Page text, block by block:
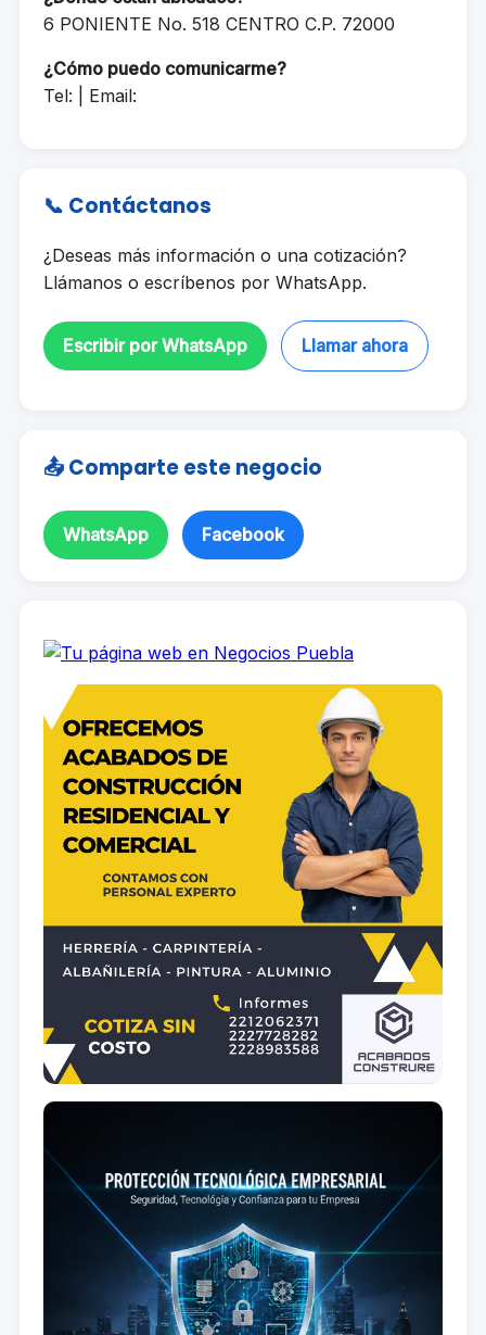
6 PONIENTE No. 518 CENTRO C.P. 72000
¿Cómo puedo comunicarme?
Tel: | Email:
📞 Contáctanos
¿Deseas más información o una cotización?
Llámanos o escríbenos por WhatsApp.
Escribir por WhatsApp Llamar ahora
📤 Comparte este negocio
WhatsApp Facebook